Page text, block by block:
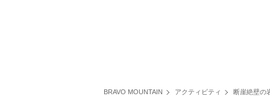
BRAVO MOUNTAIN アクティビティ 断崖絶壁の